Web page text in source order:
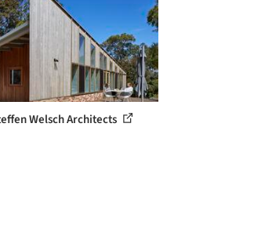
Welsch Architects